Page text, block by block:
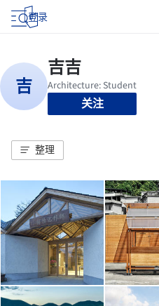
登录
关注
整理